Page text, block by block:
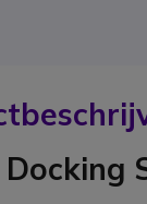
Docking